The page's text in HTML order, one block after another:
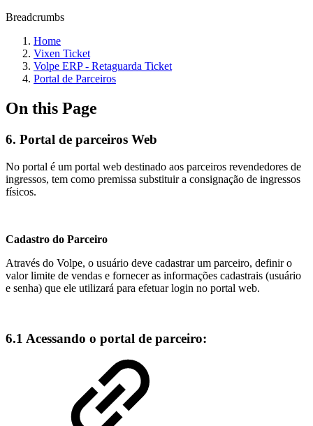
Breadcrumbs
Home
Vixen Ticket
Volpe ERP - Retaguarda Ticket
Portal de Parceiros
On this Page
6. Portal de parceiros Web
No portal é um portal web destinado aos parceiros revendedores de
ingressos, tem como premissa substituir a consignação de ingressos
físicos.
Cadastro do Parceiro
Através do Volpe, o usuário deve cadastrar um parceiro, definir o
valor limite de vendas e fornecer as informações cadastrais (usuário
e senha) que ele utilizará para efetuar login no portal web.
6.1 Acessando o portal de parceiro: